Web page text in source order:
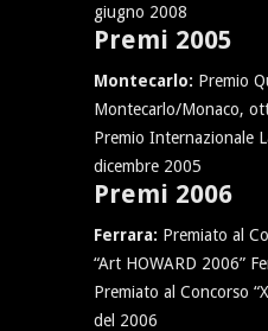
giugno 2008
Premi 2005
Montecarlo: Premio
Montecarlo/Monaco,
Premio Internazionale
dicembre 2005
Premi 2006
Ferrara: Premiato al
“Art HOWARD 2006”
Premiato al Concorso
del 2006